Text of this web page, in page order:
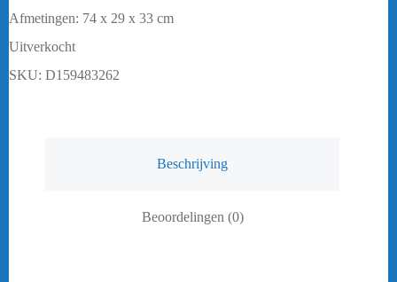
Afmetingen: 74 x 29 x 33 cm
Uitverkocht
SKU: D159483262
Beschrijving
Beoordelingen (0)